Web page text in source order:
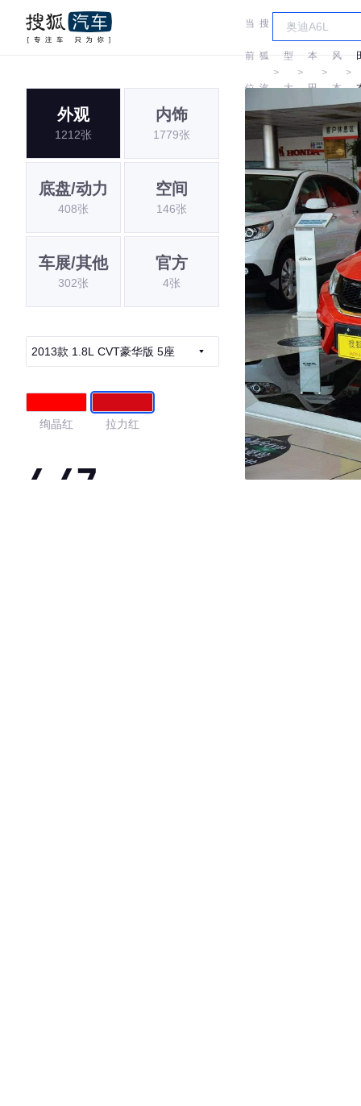
当
前
位
置:
搜
狐
汽
车
＞
车
型
大
全
＞
本
田
＞
风
本
田
＞
外观
1212张
内饰
1779张
底盘/动力
408张
空间
146张
车展/其他
302张
官方
4张
2013款 1.8L CVT豪华版 5座
绚晶红 拉力红
4.47